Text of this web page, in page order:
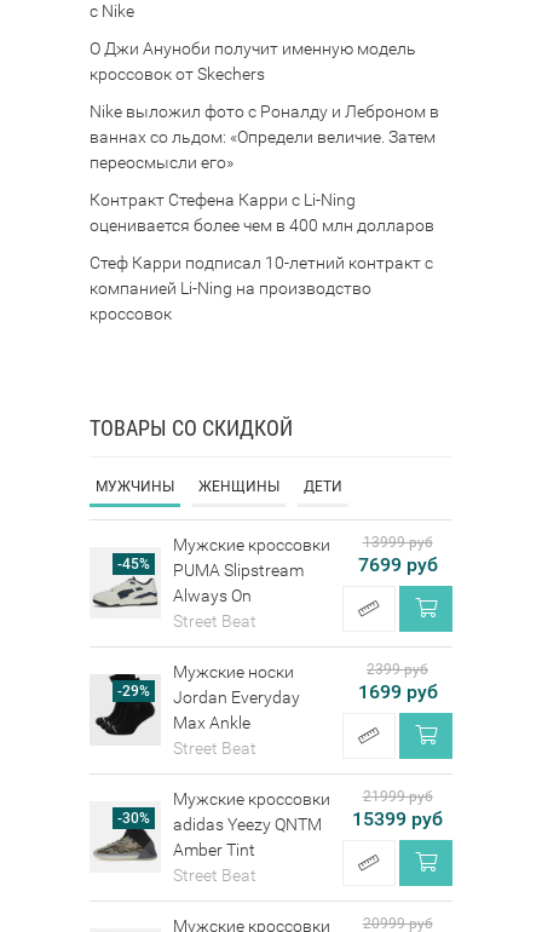
с Nike
О Джи Ануноби получит именную модель
кроссовок от Skechers
Nike выложил фото с Роналду и Леброном в
ваннах со льдом: «Определи величие. Затем
переосмысли его»
Контракт Стефена Карри с Li-Ning
оценивается более чем в 400 млн долларов
Стеф Карри подписал 10-летний контракт с
компанией Li-Ning на производство
кроссовок
ТОВАРЫ СО СКИДКОЙ
МУЖЧИНЫ ЖЕНЩИНЫ ДЕТИ
-45%
Мужские кроссовки
PUMA Slipstream
Always On
Street Beat
13999 руб
7699 руб
-29%
Мужские носки
Jordan Everyday
Max Ankle
Street Beat
2399 руб
1699 руб
-30%
Мужские кроссовки
adidas Yeezy QNTM
Amber Tint
Street Beat
21999 руб
15399 руб
Мужские кроссовки
20999 руб